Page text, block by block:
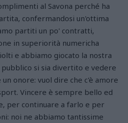
al Savona perché ha
confermandosi un'ottima
partiti un po' contratti,
in superiorità numericha
e abbiamo giocato la nostra
pubblico si sia divertito e vedere
onore: vuol dire che c'è amore
Vincere è sempre bello ed
per continuare a farlo e per
noi ne abbiamo tantissime